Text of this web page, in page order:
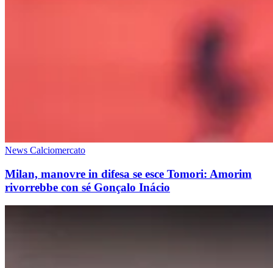
News Calciomercato
Milan, manovre in difesa se esce Tomori: Amorim
rivorrebbe con sé Gonçalo Inácio